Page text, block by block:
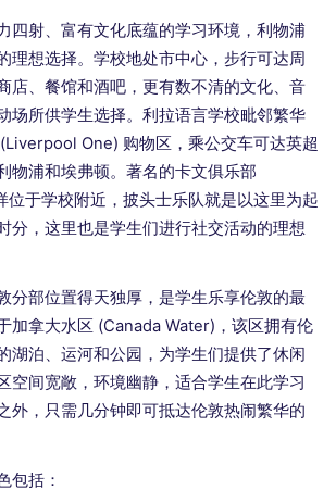
四射、富有文化底蕴的学习环境，利物浦
理想选择。学校地处市中心，步行可达周
店、餐馆和酒吧，更有数不清的文化、音
场所供学生选择。利拉语言学校毗邻繁华
One) 购物区，乘公交车可达英超
物浦和埃弗顿。著名的卡文俱乐部
于学校附近，披头士乐队就是以这里为起
分，这里也是学生们进行社交活动的理想
分部位置得天独厚，是学生乐享伦敦的最
加拿大水区 (Canada Water)，该区拥有伦
湖泊、运河和公园，为学生们提供了休闲
空间宽敞，环境幽静，适合学生在此学习
外，只需几分钟即可抵达伦敦热闹繁华的
包括：